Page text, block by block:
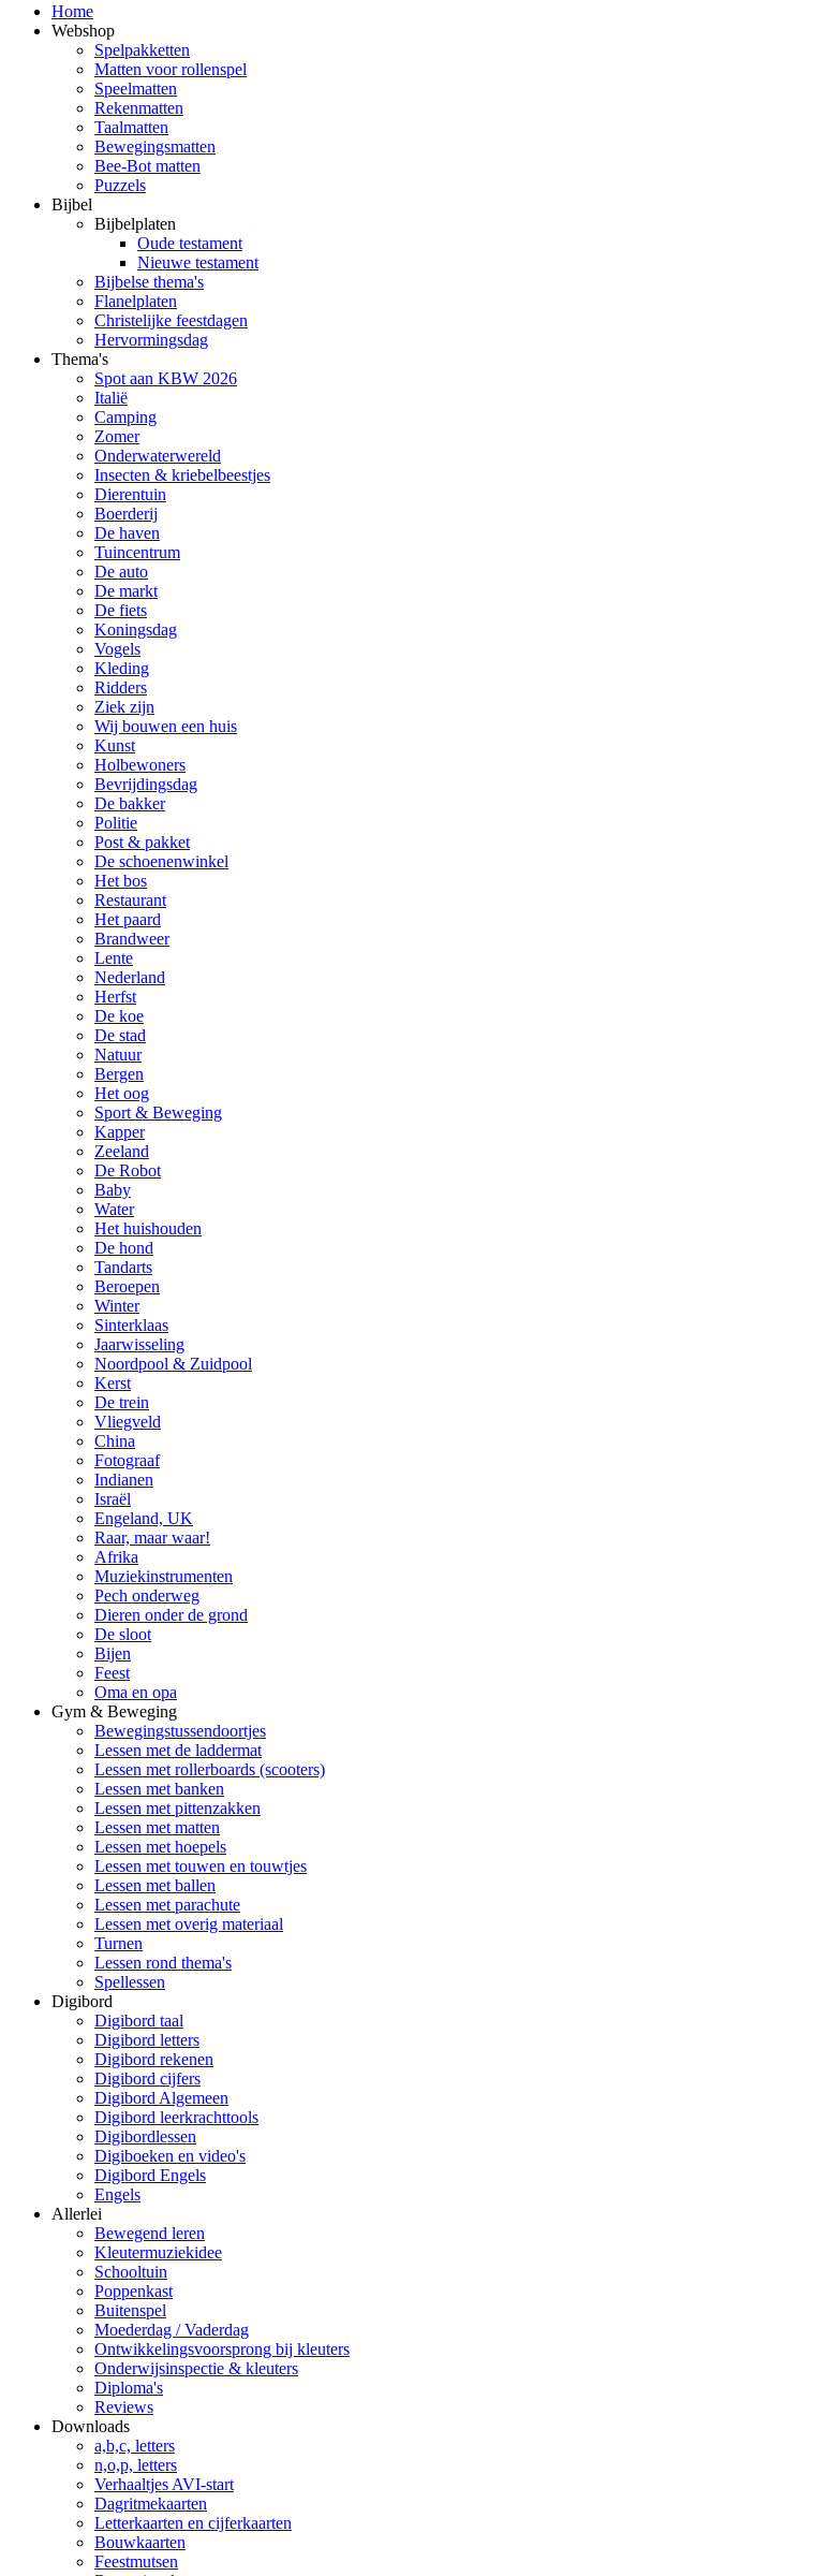
Home
Webshop
Spelpakketten
Matten voor rollenspel
Speelmatten
Rekenmatten
Taalmatten
Bewegingsmatten
Bee-Bot matten
Puzzels
Bijbel
Bijbelplaten
Oude testament
Nieuwe testament
Bijbelse thema's
Flanelplaten
Christelijke feestdagen
Hervormingsdag
Thema's
Spot aan KBW 2026
Italië
Camping
Zomer
Onderwaterwereld
Insecten & kriebelbeestjes
Dierentuin
Boerderij
De haven
Tuincentrum
De auto
De markt
De fiets
Koningsdag
Vogels
Kleding
Ridders
Ziek zijn
Wij bouwen een huis
Kunst
Holbewoners
Bevrijdingsdag
De bakker
Politie
Post & pakket
De schoenenwinkel
Het bos
Restaurant
Het paard
Brandweer
Lente
Nederland
Herfst
De koe
De stad
Natuur
Bergen
Het oog
Sport & Beweging
Kapper
Zeeland
De Robot
Baby
Water
Het huishouden
De hond
Tandarts
Beroepen
Winter
Sinterklaas
Jaarwisseling
Noordpool & Zuidpool
Kerst
De trein
Vliegveld
China
Fotograaf
Indianen
Israël
Engeland, UK
Raar, maar waar!
Afrika
Muziekinstrumenten
Pech onderweg
Dieren onder de grond
De sloot
Bijen
Feest
Oma en opa
Gym & Beweging
Bewegingstussendoortjes
Lessen met de laddermat
Lessen met rollerboards (scooters)
Lessen met banken
Lessen met pittenzakken
Lessen met matten
Lessen met hoepels
Lessen met touwen en touwtjes
Lessen met ballen
Lessen met parachute
Lessen met overig materiaal
Turnen
Lessen rond thema's
Spellessen
Digibord
Digibord taal
Digibord letters
Digibord rekenen
Digibord cijfers
Digibord Algemeen
Digibord leerkrachttools
Digibordlessen
Digiboeken en video's
Digibord Engels
Engels
Allerlei
Bewegend leren
Kleutermuziekidee
Schooltuin
Poppenkast
Buitenspel
Moederdag / Vaderdag
Ontwikkelingsvoorsprong bij kleuters
Onderwijsinspectie & kleuters
Diploma's
Reviews
Downloads
a,b,c, letters
n,o,p, letters
Verhaaltjes AVI-start
Dagritmekaarten
Letterkaarten en cijferkaarten
Bouwkaarten
Feestmutsen